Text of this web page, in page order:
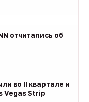
отчитались об
во II квартале и
Vegas Strip